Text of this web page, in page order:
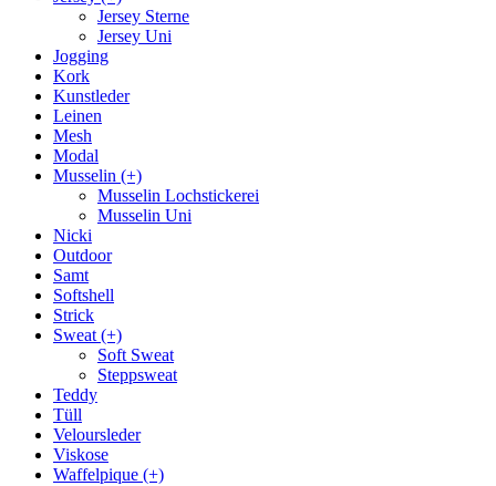
Jersey Sterne
Jersey Uni
Jogging
Kork
Kunstleder
Leinen
Mesh
Modal
Musselin (+)
Musselin Lochstickerei
Musselin Uni
Nicki
Outdoor
Samt
Softshell
Strick
Sweat (+)
Soft Sweat
Steppsweat
Teddy
Tüll
Veloursleder
Viskose
Waffelpique (+)